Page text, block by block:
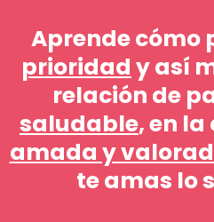
Aprende cómo
prioridad y así
relación de
saludable, en
amada y
te amas lo